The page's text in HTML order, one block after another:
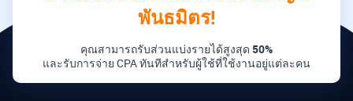
พันธมิตร!
คุณสามารถรับส่วนแบ่งรายได้สูงสุด 50%
และรับการจ่าย CPA ทันทีสำหรับผู้ใช้ที่ใช้งานอยู่แต่ละคน